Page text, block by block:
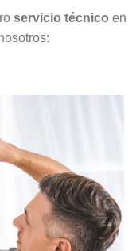
servicio técnico en